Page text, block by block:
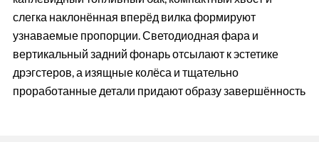
слегка наклонённая вперёд вилка формируют
узнаваемые пропорции. Светодиодная фара и
вертикальный задний фонарь отсылают к эстетике
дрэгстеров, а изящные колёса и тщательно
проработанные детали придают образу завершённость